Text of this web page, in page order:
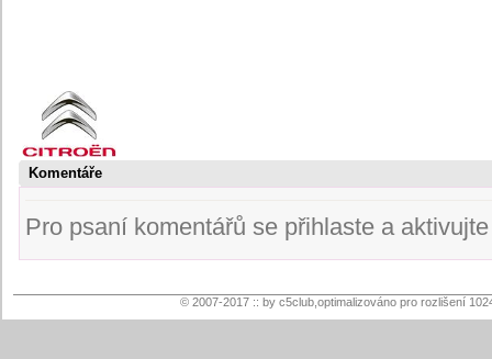
Komentáře
Pro psaní komentářů se přihlaste a
© 2007-2017 :: by c5club,optimalizováno pro rozlišení